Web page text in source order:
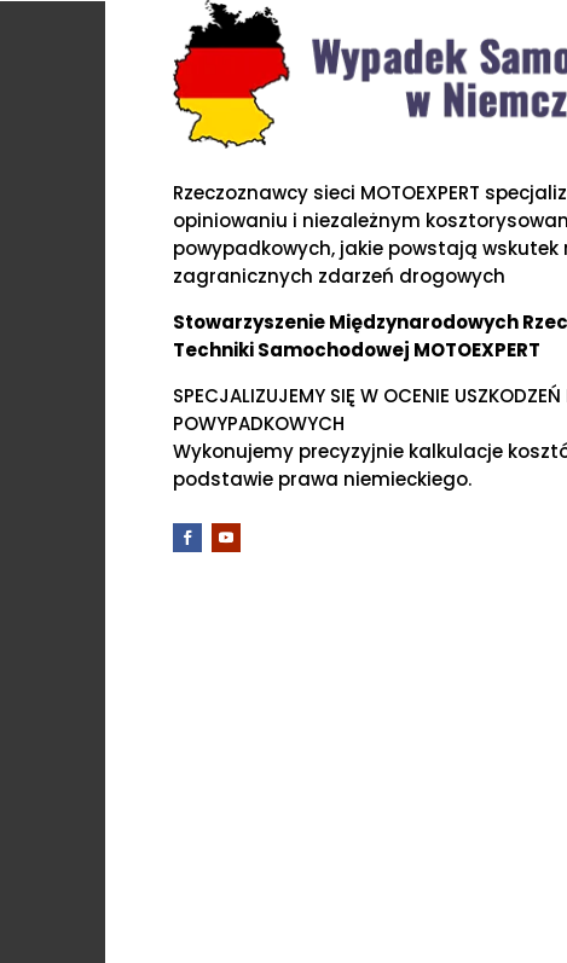
Rzeczoznawcy sieci MOTOEXPERT
opiniowaniu i niezależnym
powypadkowych, jakie powstają wskutek
zagranicznych zdarzeń drogowych
Stowarzyszenie Międzynarodowych
Techniki Samochodowej MOTOEXPERT
SPECJALIZUJEMY SIĘ W OCENIE
POWYPADKOWYCH
Wykonujemy precyzyjnie kalkulacje
podstawie prawa niemieckiego.